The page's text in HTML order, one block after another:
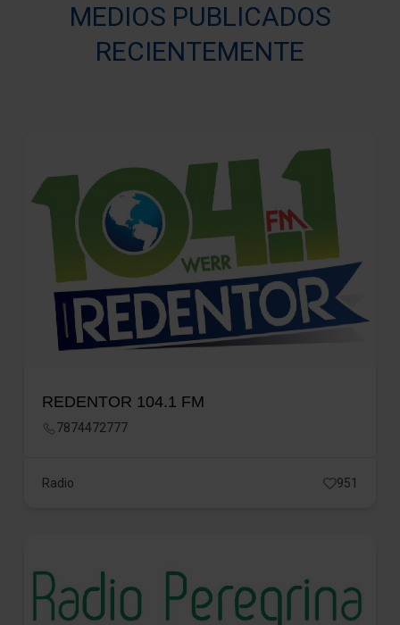
MEDIOS PUBLICADOS
RECIENTEMENTE
REDENTOR 104.1 FM
7874472777
Radio 951